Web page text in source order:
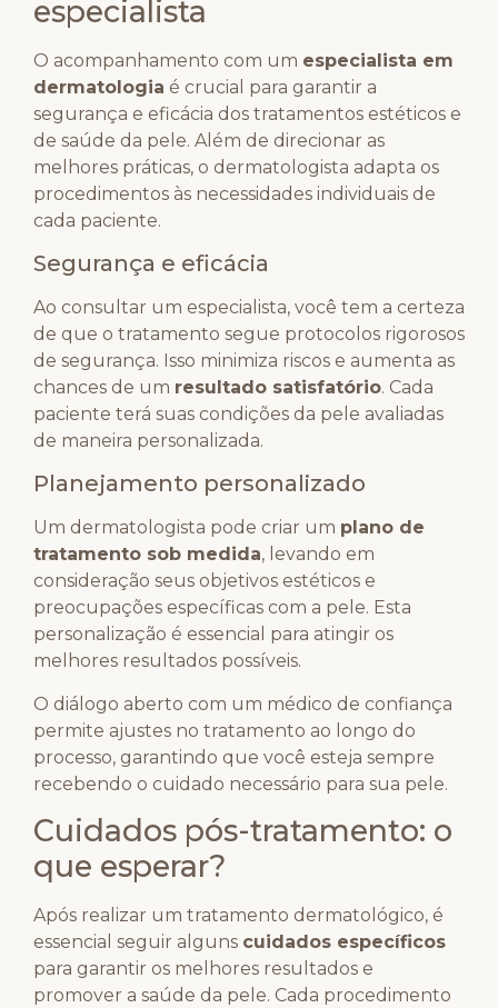
especialista
O acompanhamento com um especialista em
dermatologia é crucial para garantir a
segurança e eficácia dos tratamentos estéticos e
de saúde da pele. Além de direcionar as
melhores práticas, o dermatologista adapta os
procedimentos às necessidades individuais de
cada paciente.
Segurança e eficácia
Ao consultar um especialista, você tem a certeza
de que o tratamento segue protocolos rigorosos
de segurança. Isso minimiza riscos e aumenta as
chances de um resultado satisfatório. Cada
paciente terá suas condições da pele avaliadas
de maneira personalizada.
Planejamento personalizado
Um dermatologista pode criar um plano de
tratamento sob medida, levando em
consideração seus objetivos estéticos e
preocupações específicas com a pele. Esta
personalização é essencial para atingir os
melhores resultados possíveis.
O diálogo aberto com um médico de confiança
permite ajustes no tratamento ao longo do
processo, garantindo que você esteja sempre
recebendo o cuidado necessário para sua pele.
Cuidados pós-tratamento: o
que esperar?
Após realizar um tratamento dermatológico, é
essencial seguir alguns cuidados específicos
para garantir os melhores resultados e
promover a saúde da pele. Cada procedimento